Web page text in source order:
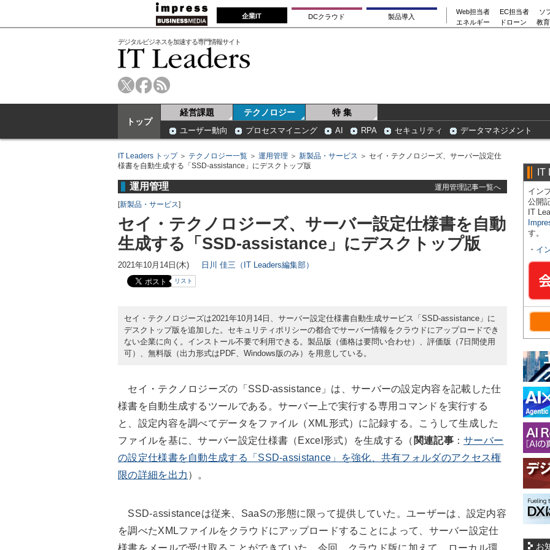
企業IT DCクラウド 製品導入
Web担当者 EC担当者
ソ
エネルギー
ドローン 教
デジタルビジネスを加速する専門情報サイト
トップ
経営課題 テクノロジー 特 集
ユーザー動向 プロセスマイニング AI RPA セキュリティ データマネジメント
IT Leaders トップ＞ テクノロジー一覧 ＞ 運用管理 ＞ 新製品・サービス ＞ セイ・テクノロジーズ、サーバー設定仕
様書を自動生成する「SSD-assistance」にデスクトップ版
運用管理
運用管理記事一覧へ
[新製品・サービス]
セイ・テクノロジーズ、サーバー設定仕様書を自動
生成する「SSD-assistance」にデスクトップ版
2021年10月14日(木) 日川 佳三（IT Leaders編集部）
リスト
セイ・テクノロジーズは2021年10月14日、サーバー設定仕様書自動生成サービス「SSD-assistance」に
デスクトップ版を追加した。セキュリティポリシーの都合でサーバー情報をクラウドにアップロードでき
ない企業に向く。インストール不要で利用できる。製品版（価格は要問い合わせ）、評価版（7日間使用
可）、無料版（出力形式はPDF、Windows版のみ）を用意している。
セイ・テクノロジーズの「SSD-assistance」は、サーバーの設定内容を記載した仕
様書を自動生成するツールである。サーバー上で実行する専用コマンドを実行する
と、設定内容を調べてデータをファイル（XML形式）に記録する。こうして生成した
ファイルを基に、サーバー設定仕様書（Excel形式）を生成する（ 関連記事：サーバー
の設定仕様書を自動生成する「SSD-assistance」を強化、共有フォルダのアクセス権
限の詳細を出力 ）。
SSD-assistanceは従来、SaaSの形態に限って提供していた。ユーザーは、設定内容
を調べたXMLファイルをクラウドにアップロードすることによって、サーバー設定仕
IT
イン
公開
IT
す。
・ イ
お